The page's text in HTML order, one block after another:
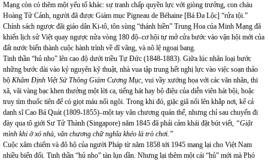
Mạng còn có thêm một yếu tố khác: sự tranh chấp quyền lực với giòng trưởng, con cháu
Hoàng Tử Cảnh, người đã được Giám mục Pigneau de Béhaine [Bá Đa Lộc] “rửa tội.”
Chính sách ngược đãi giáo dân Ki-tô, tôn sùng “thánh hiền” Trung Hoa của Minh Mạng đã
khiến lịch sử Việt quay ngược nửa vòng 180 độ–cơ hội tự mở cửa bước vào vận hội mới của
đất nước biến thành cuộc hành trình về dĩ vãng, và nô lệ ngoại bang.
Tinh thần “hủ nho” lên cao độ dưới triều Tự Đức (1848-1883). Giữa lúc nhân loại bước
những bước dài vào kỷ nguyên kỹ thuật, nhà vua tập trung hết nghị lực vào việc soạn thảo
bộ Khâm Định Việt Sử Thông Giám Cương Mục, vui vầy xướng họa với các văn nhân, thi
xã, vãi vàng bạc khen thưởng một lời ca, tiếng hát hay bộ điệu của diễn viên hát bội, hoặc
truy tìm thuốc tiên để có giọt máu nối ngôi. Trong khi đó, giặc giã nổi lên khắp nơi, kể cả
danh sĩ Cao Bá Quát (1809-1855)–một tay văn chương quán thế, nhưng chỉ sau chuyến đi
đày qua tô giới Sư Tử Thành (Singapore) năm 1845 đã phải cảm khái đặt bút viết, “Giật
mình khi ở xó nhà, văn chương chữ nghĩa khéo là trò chơi.”
Cuộc xâm chiếm và đô hộ của người Pháp từ năm 1858 tới 1945 mang lại cho Việt Nam
nhiều biến đổi. Tinh thần “hủ nho” tàn lụn dần. Nhưng lại thêm một cái “hủ” mới mà Phó